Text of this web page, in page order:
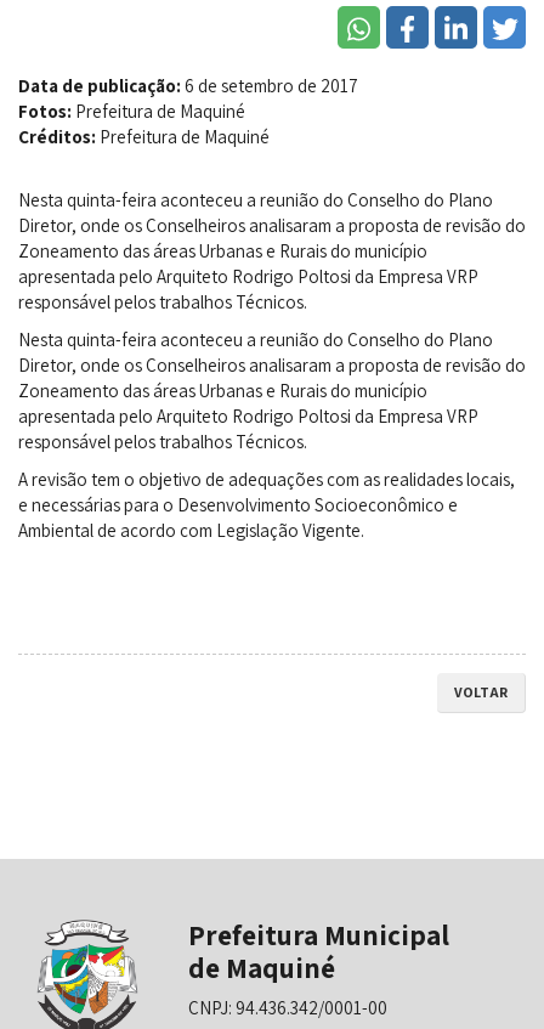
Data de publicação: 6 de setembro de 2017
Fotos: Prefeitura de Maquiné
Créditos: Prefeitura de Maquiné
Nesta quinta-feira aconteceu a reunião do Conselho do Plano
Diretor, onde os Conselheiros analisaram a proposta de revisão do
Zoneamento das áreas Urbanas e Rurais do município
apresentada pelo Arquiteto Rodrigo Poltosi da Empresa VRP
responsável pelos trabalhos Técnicos.
Nesta quinta-feira aconteceu a reunião do Conselho do Plano
Diretor, onde os Conselheiros analisaram a proposta de revisão do
Zoneamento das áreas Urbanas e Rurais do município
apresentada pelo Arquiteto Rodrigo Poltosi da Empresa VRP
responsável pelos trabalhos Técnicos.
A revisão tem o objetivo de adequações com as realidades locais,
e necessárias para o Desenvolvimento Socioeconômico e
Ambiental de acordo com Legislação Vigente.
VOLTAR
Prefeitura Municipal
de Maquiné
CNPJ: 94.436.342/0001-00